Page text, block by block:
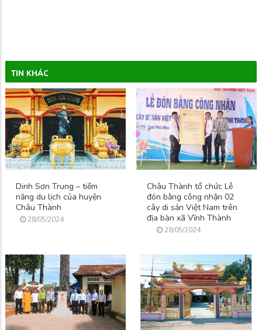
TIN KHÁC
Dinh Sơn Trung – tiềm
năng du lịch của huyện
Châu Thành
28/05/2024
Châu Thành tổ chức Lễ
đón bằng công nhận 02
cây di sản Việt Nam trên
địa bàn xã Vĩnh Thành
28/05/2024